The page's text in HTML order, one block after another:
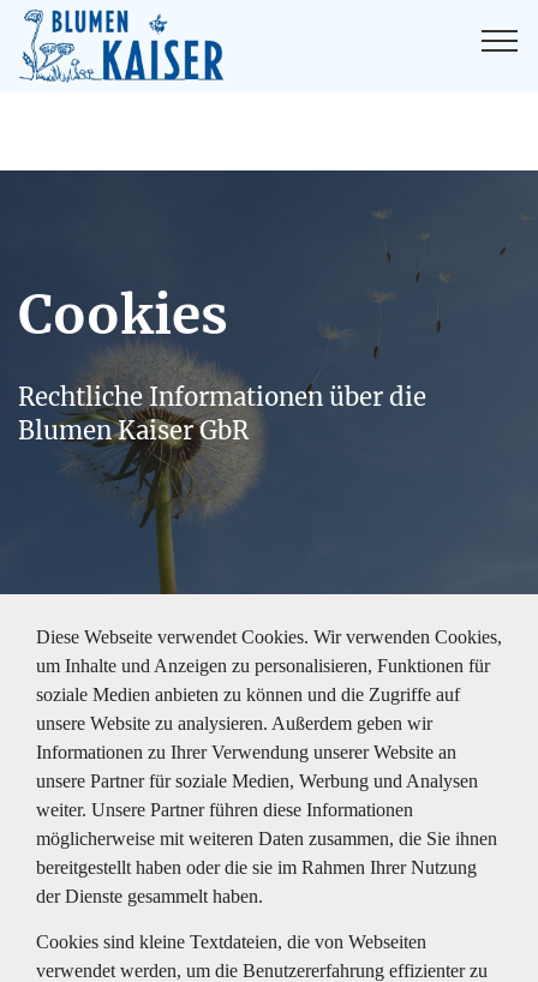
Cookies
Rechtliche Informationen über die
Blumen Kaiser GbR
Diese Webseite verwendet Cookies. Wir verwenden Cookies,
um Inhalte und Anzeigen zu personalisieren, Funktionen für
soziale Medien anbieten zu können und die Zugriffe auf
unsere Website zu analysieren. Außerdem geben wir
Informationen zu Ihrer Verwendung unserer Website an
unsere Partner für soziale Medien, Werbung und Analysen
weiter. Unsere Partner führen diese Informationen
möglicherweise mit weiteren Daten zusammen, die Sie ihnen
bereitgestellt haben oder die sie im Rahmen Ihrer Nutzung
der Dienste gesammelt haben.
Cookies sind kleine Textdateien, die von Webseiten
verwendet werden, um die Benutzererfahrung effizienter zu